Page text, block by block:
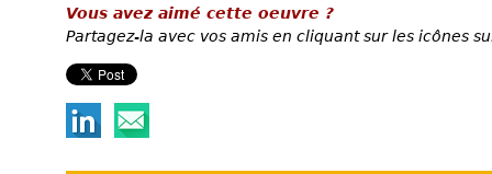
Vous avez aimé cette oeuvre ?
Partagez-la avec vos amis en cliquant sur les icônes